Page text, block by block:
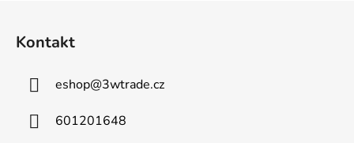
Kontakt
eshop@3wtrade.cz
601201648